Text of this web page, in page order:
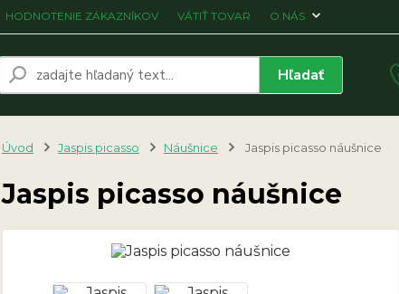
HODNOTENIE ZÁKAZNÍKOV VÁTIŤ TOVAR O NÁS
Hľadať
Úvod Jaspis picasso Náušnice Jaspis picasso náušnice
Jaspis picasso náušnice